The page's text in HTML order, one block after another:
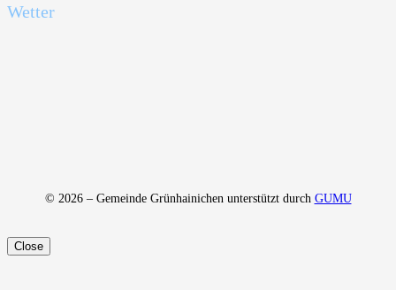
Wetter
© 2026 – Gemeinde Grünhainichen unterstützt durch GUMU
Close